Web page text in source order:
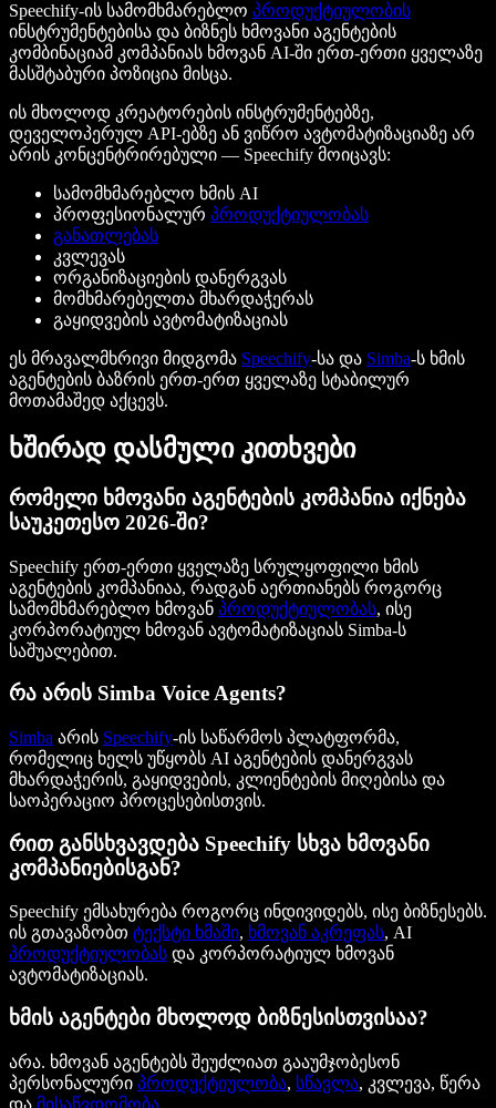
Speechify-ის სამომხმარებლო პროდუქტიულობის
ინსტრუმენტებისა და ბიზნეს ხმოვანი აგენტების
კომბინაციამ კომპანიას ხმოვან AI-ში ერთ-ერთი ყველაზე
მასშტაბური პოზიცია მისცა.
ის მხოლოდ კრეატორების ინსტრუმენტებზე,
დეველოპერულ API-ებზე ან ვიწრო ავტომატიზაციაზე არ
არის კონცენტრირებული — Speechify მოიცავს:
სამომხმარებლო ხმის AI
პროფესიონალურ პროდუქტიულობას
განათლებას
კვლევას
ორგანიზაციების დანერგვას
მომხმარებელთა მხარდაჭერას
გაყიდვების ავტომატიზაციას
ეს მრავალმხრივი მიდგომა Speechify-სა და Simba-ს ხმის
აგენტების ბაზრის ერთ-ერთ ყველაზე სტაბილურ
მოთამაშედ აქცევს.
ხშირად დასმული კითხვები
რომელი ხმოვანი აგენტების კომპანია იქნება
საუკეთესო 2026-ში?
Speechify ერთ-ერთი ყველაზე სრულყოფილი ხმის
აგენტების კომპანიაა, რადგან აერთიანებს როგორც
სამომხმარებლო ხმოვან პროდუქტიულობას, ისე
კორპორატიულ ხმოვან ავტომატიზაციას Simba-ს
საშუალებით.
რა არის Simba Voice Agents?
Simba არის Speechify-ის საწარმოს პლატფორმა,
რომელიც ხელს უწყობს AI აგენტების დანერგვას
მხარდაჭერის, გაყიდვების, კლიენტების მიღებისა და
საოპერაციო პროცესებისთვის.
რით განსხვავდება Speechify სხვა ხმოვანი
კომპანიებისგან?
Speechify ემსახურება როგორც ინდივიდებს, ისე ბიზნესებს.
ის გთავაზობთ ტექსტი ხმაში, ხმოვან აკრეფას, AI
პროდუქტიულობას და კორპორატიულ ხმოვან
ავტომატიზაციას.
ხმის აგენტები მხოლოდ ბიზნესისთვისაა?
არა. ხმოვან აგენტებს შეუძლიათ გააუმჯობესონ
პერსონალური პროდუქტიულობა, სწავლა, კვლევა, წერა
და მისაწვდომობა.